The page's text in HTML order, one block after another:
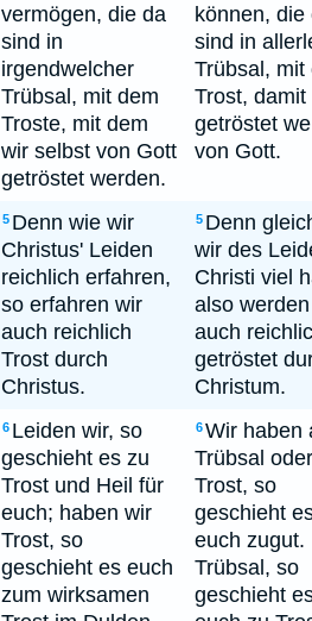
vermögen, die da
sind in
irgendwelcher
Trübsal, mit dem
Troste, mit dem
wir selbst von Gott
getröstet werden.
können, die
sind in
Trübsal, mit
Trost, damit
getröstet
von Gott.
5 Denn wie wir
Christus' Leiden
reichlich erfahren,
so erfahren wir
auch reichlich
Trost durch
Christus.
5 Denn
wir des
Christi viel
also
auch
getröstet
Christum.
6 Leiden wir, so
geschieht es zu
Trost und Heil für
euch; haben wir
Trost, so
geschieht es euch
zum wirksamen
6Wir haben
Trübsal oder
Trost, so
geschieht
euch zugut.
Trübsal, so
geschieht